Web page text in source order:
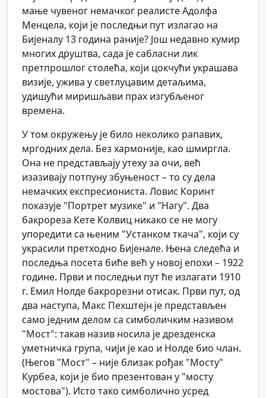
мање чувеног немачког реалисте Адолфа
Менцела, који је последњи пут излагао на
Бијеналу 13 година раније? Још недавно кумир
многих друштва, сада је сабласни лик
претпрошлог столећа, који цокчући украшава
визије, ужива у светлуцавим детаљима,
удишући миришљави прах изгубљеног
времена.
У том окружењу је било неколико рапавих,
мргодних дела. Без хармоније, као шмиргла.
Она не представљају утеху за очи, већ
изазивају потпуну збуњеност – то су дела
немачких експресиониста. Ловис Коринт
показује "Портрет музике" и "Нагу". Два
бакрореза Кете Колвиц никако се не могу
упоредити са њеним "Устанком ткача", који су
украсили претходно Бијенале. Њена следећа и
последња посета биће већ у новој епохи – 1922
године. Први и последњи пут ће излагати 1910
г. Емил Нолде бакрорезни отисак. Први пут, од
два наступа, Макс Пехштејн је представљен
само једним делом са симболичким називом
"Мост": такав назив носила је дрезденска
уметничка група, чији је као и Нолде био члан.
(Његов "Мост" – није близак рођак "Мосту"
Курбеа, који је био презентован у "мосту
мостова"). Исто тако симболично усред